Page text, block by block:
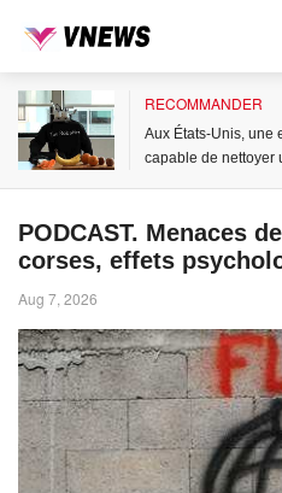
RECOMMANDER
Aux États-Unis, une
capable de nettoyer
PODCAST. Menaces
corses, effets
incendies et Nuits des
ce 7 août ?
Aug 7, 2026